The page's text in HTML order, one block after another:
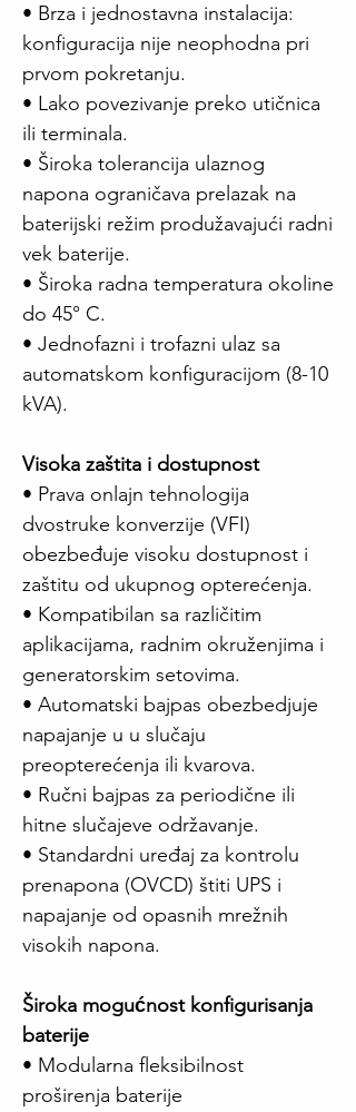
• Brza i jednostavna instalacija:
konfiguracija nije neophodna pri
prvom pokretanju.
• Lako povezivanje preko utičnica
ili terminala.
• Široka tolerancija ulaznog
napona ograničava prelazak na
baterijski režim produžavajući radni
vek baterije.
• Široka radna temperatura okoline
do 45° C.
• Jednofazni i trofazni ulaz sa
automatskom konfiguracijom (8-10
kVA).
Visoka zaštita i dostupnost
• Prava onlajn tehnologija
dvostruke konverzije (VFI)
obezbeđuje visoku dostupnost i
zaštitu od ukupnog opterećenja.
• Kompatibilan sa različitim
aplikacijama, radnim okruženjima i
generatorskim setovima.
• Automatski bajpas obezbedjuje
napajanje u u slučaju
preopterećenja ili kvarova.
• Ručni bajpas za periodične ili
hitne slučajeve održavanje.
• Standardni uređaj za kontrolu
prenapona (OVCD) štiti UPS i
napajanje od opasnih mrežnih
visokih napona.
Široka mogućnost konfigurisanja
baterije
• Modularna fleksibilnost
proširenja baterije